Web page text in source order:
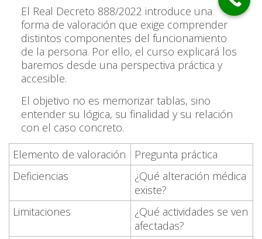
El Real Decreto 888/2022 introduce una
forma de valoración que exige comprender
distintos componentes del funcionamiento
de la persona. Por ello, el curso explicará los
baremos desde una perspectiva práctica y
accesible.
El objetivo no es memorizar tablas, sino
entender su lógica, su finalidad y su relación
con el caso concreto.
Elemento de valoración
Pregunta práctica
Deficiencias
¿Qué alteración médica
existe?
Limitaciones
¿Qué actividades se ven
afectadas?